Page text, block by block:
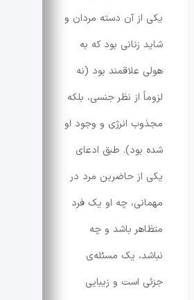
آن دسته مردان و
بود که به
بود (نه
نظر جنسی، بلکه
انرژی و وجود او
طبق ادعای
حاضرین مرد در
چه او یک فرد
باشد و چه
یک مسئله‌ی
و زیبایی